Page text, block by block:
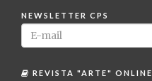
NEWSLETTER CPS
REVISTA "ARTE" ONLINE